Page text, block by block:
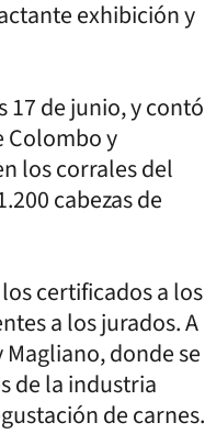
exhibición y
17 de junio, y contó
Colombo y
los corrales del
cabezas de
certificados a los
a los jurados. A
donde se
de la industria
de carnes.